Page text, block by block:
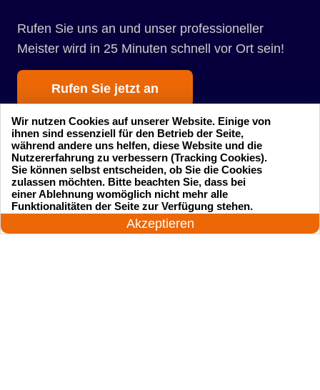
Rufen Sie uns an und unser professioneller
Meister wird in 25 Minuten schnell vor Ort sein!
Rufen Sie jetzt an
Startseite Einsatzgebiete
Preise
24 Stunden am Tag
Akzeptieren
Wir nutzen Cookies auf unserer Website. Einige von
ihnen sind essenziell für den Betrieb der Seite,
während andere uns helfen, diese Website und die
Nutzererfahrung zu verbessern (Tracking Cookies).
Sie können selbst entscheiden, ob Sie die Cookies
zulassen möchten. Bitte beachten Sie, dass bei
einer Ablehnung womöglich nicht mehr alle
Funktionalitäten der Seite zur Verfügung stehen.